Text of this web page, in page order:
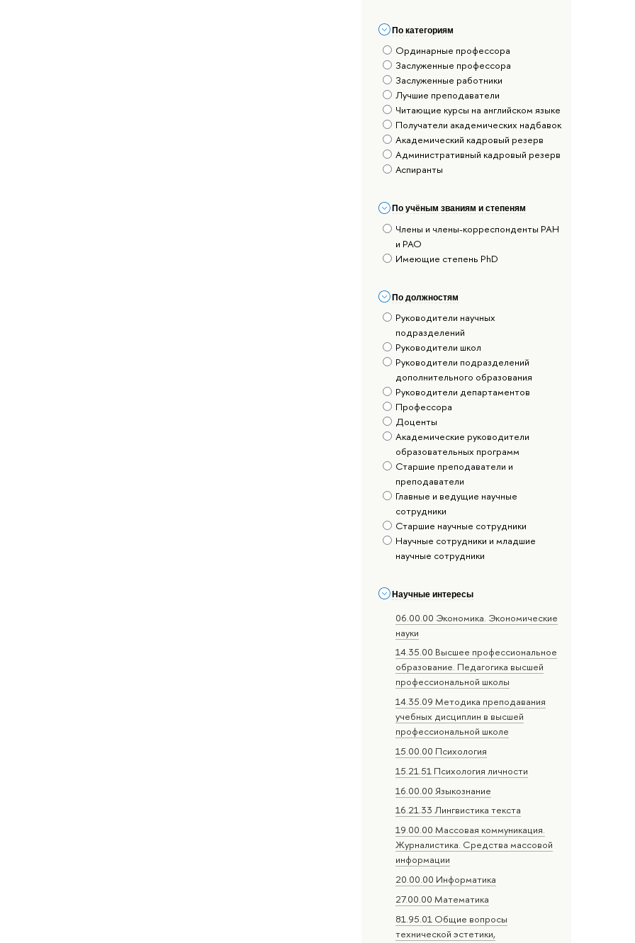
По категориям
Ординарные профессора
Заслуженные профессора
Заслуженные работники
Лучшие преподаватели
Читающие курсы на английском языке
Получатели академических надбавок
Академический кадровый резерв
Административный кадровый резерв
Аспиранты
По учёным званиям и степеням
Члены и члены-корреспонденты РАН
и РАО
Имеющие степень PhD
По должностям
Руководители научных
подразделений
Руководители школ
Руководители подразделений
дополнительного образования
Руководители департаментов
Профессора
Доценты
Академические руководители
образовательных программ
Старшие преподаватели и
преподаватели
Главные и ведущие научные
сотрудники
Старшие научные сотрудники
Научные сотрудники и младшие
научные сотрудники
Научные интересы
06.00.00 Экономика. Экономические
науки
14.35.00 Высшее профессиональное
образование. Педагогика высшей
профессиональной школы
14.35.09 Методика преподавания
учебных дисциплин в высшей
профессиональной школе
15.00.00 Психология
15.21.51 Психология личности
16.00.00 Языкознание
16.21.33 Лингвистика текста
19.00.00 Массовая коммуникация.
Журналистика. Средства массовой
информации
20.00.00 Информатика
27.00.00 Математика
81.95.01 Общие вопросы
технической эстетики,